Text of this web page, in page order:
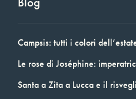
Campsis: tutti i colori
Le rose di Joséphine:
Santa a Zita a Lucca e il